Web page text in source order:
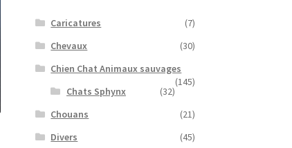
Caricatures
(7)
Chevaux
(30)
Chien Chat Animaux sauvages
(145)
Chats Sphynx
(32)
Chouans
(21)
Divers
(45)